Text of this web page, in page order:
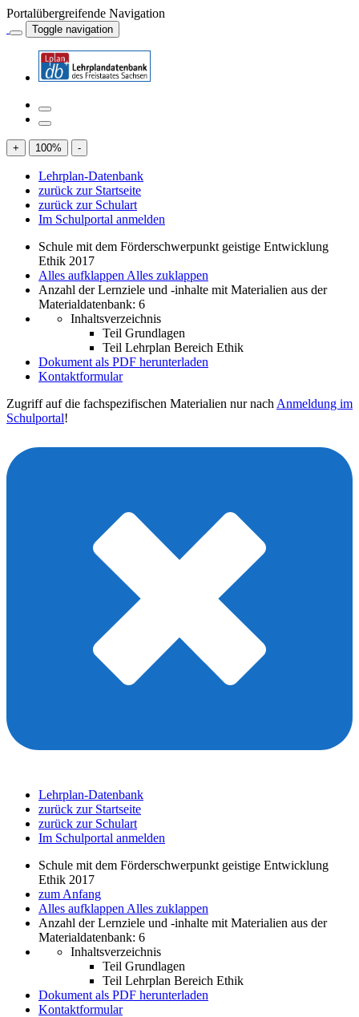
Portalübergreifende Navigation
Toggle navigation
+ 100% -
Lehrplan-Datenbank
zurück zur Startseite
zurück zur Schulart
Im Schulportal anmelden
Schule mit dem Förderschwerpunkt geistige Entwicklung
Ethik 2017
Alles aufklappen Alles zuklappen
Anzahl der Lernziele und -inhalte mit Materialien aus der
Materialdatenbank: 6
Inhaltsverzeichnis
Teil Grundlagen
Teil Lehrplan Bereich Ethik
Dokument als PDF herunterladen
Kontaktformular
Zugriff auf die fachspezifischen Materialien nur nach Anmeldung im
Schulportal!
Lehrplan-Datenbank
zurück zur Startseite
zurück zur Schulart
Im Schulportal anmelden
Schule mit dem Förderschwerpunkt geistige Entwicklung
Ethik 2017
zum Anfang
Alles aufklappen Alles zuklappen
Anzahl der Lernziele und -inhalte mit Materialien aus der
Materialdatenbank: 6
Inhaltsverzeichnis
Teil Grundlagen
Teil Lehrplan Bereich Ethik
Dokument als PDF herunterladen
Kontaktformular